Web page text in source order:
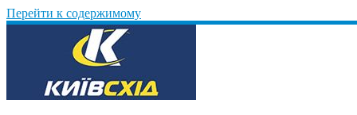
Перейти к содержимому